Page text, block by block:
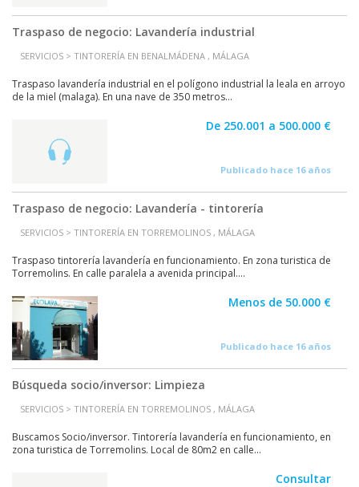
Traspaso de negocio: Lavandería industrial
SERVICIOS > TINTORERÍA EN BENALMÁDENA , MÁLAGA
Traspaso lavandería industrial en el polígono industrial la leala en arroyo
de la miel (malaga). En una nave de 350 metros...
De 250.001 a 500.000 €
Publicado hace 16 años
Traspaso de negocio: Lavandería - tintorería
SERVICIOS > TINTORERÍA EN TORREMOLINOS , MÁLAGA
Traspaso tintorería lavandería en funcionamiento. En zona turistica de
Torremolins. En calle paralela a avenida principal....
Menos de 50.000 €
Publicado hace 16 años
Búsqueda socio/inversor: Limpieza
SERVICIOS > TINTORERÍA EN TORREMOLINOS , MÁLAGA
Buscamos Socio/inversor. Tintorería lavandería en funcionamiento, en
zona turistica de Torremolins. Local de 80m2 en calle...
Consultar